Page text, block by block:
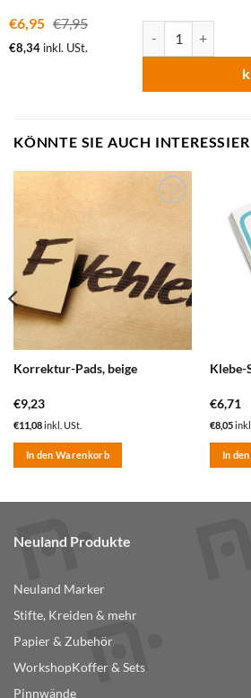
€6,95 €7,95
€8,34 inkl. USt.
KÖNNTE SIE AUCH
Korrektur-Pads, beige
€9,23
€11,08inkl. USt.
In den Warenkorb
Klebe-
€6,71
€8,05
In
Neuland Produkte
Neuland Marker
Stifte, Kreiden & mehr
Papier & Zubehör
WorkshopKoffer & Sets
Pinnwände